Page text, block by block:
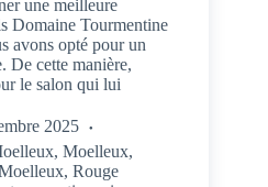
une meilleure
Domaine Tourmentine
avons opté pour un
De cette manière,
le salon qui lui
2025
, Moelleux,
, Rouge